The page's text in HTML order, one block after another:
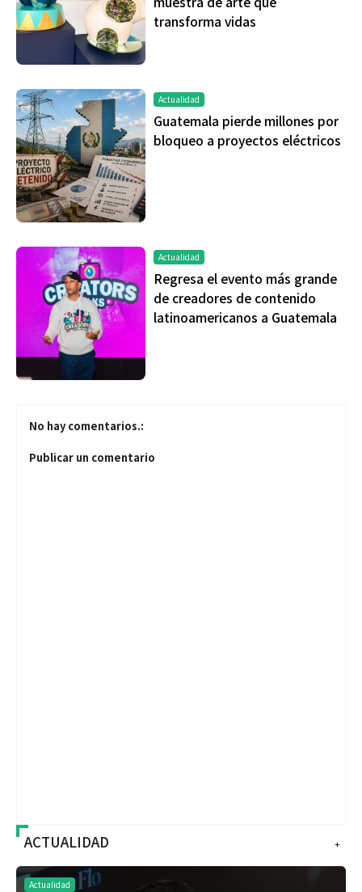
transforma vidas
Actualidad
Guatemala pierde millones por
bloqueo a proyectos eléctricos
Actualidad
Regresa el evento más grande
de creadores de contenido
latinoamericanos a Guatemala
No hay comentarios.:
Publicar un comentario
+
ACTUALIDAD
Actualidad